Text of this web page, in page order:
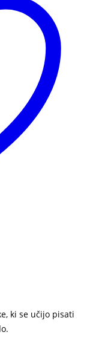
ki se učijo pisati